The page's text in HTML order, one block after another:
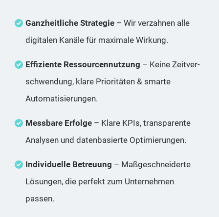
Ganz­heit­li­che Stra­te­gie – Wir ver­zah­nen alle
digi­ta­len Kanä­le für maxi­ma­le Wirkung.
Effi­zi­en­te Res­sour­cen­nut­zung – Kei­ne Zeit­ver­
schwen­dung, kla­re Prio­ri­tä­ten & smar­te
Automatisierungen.
Mess­ba­re Erfol­ge – Kla­re KPIs, trans­pa­ren­te
Ana­ly­sen und daten­ba­sier­te Optimierungen.
Indi­vi­du­el­le Betreu­ung – Maß­ge­schnei­der­te
Lösun­gen, die per­fekt zum Unter­neh­men
passen.